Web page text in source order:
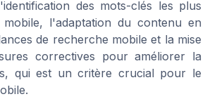
des mots-clés les plus
l'adaptation du contenu en
de recherche mobile et la mise
correctives pour améliorer la
qui est un critère crucial pour le